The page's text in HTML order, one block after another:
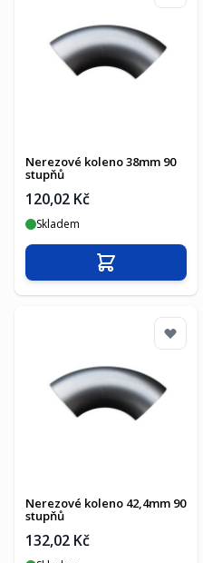
Nerezové koleno 38mm 90
stupňů
120,02 Kč
Skladem
Přidat do košíku
Nerezové koleno 42,4mm 90
stupňů
132,02 Kč